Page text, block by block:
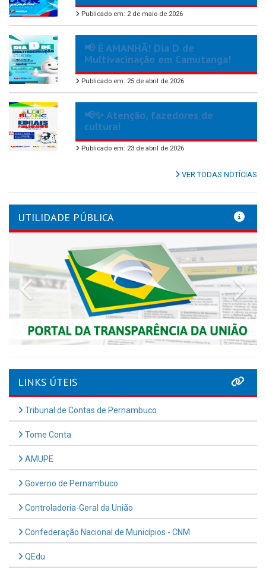
Publicado em: 2 de maio de 2026
📢 É AMANHÃ! Dia D de
Multivacinação em Camutanga!
Publicado em: 25 de abril de 2026
📢✨ Atenção, fazedores de
cultura!
Publicado em: 23 de abril de 2026
VER TODAS NOTÍCIAS
UTILIDADE PÚBLICA
Previous
LINKS ÚTEIS
Tribunal de Contas de Pernambuco
Tome Conta
AMUPE
Governo de Pernambuco
Controladoria-Geral da União
Confederação Nacional de Municípios - CNM
QEdu